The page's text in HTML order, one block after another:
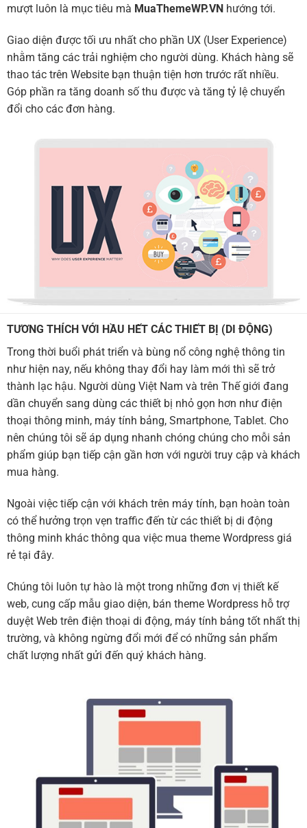
mượt luôn là mục tiêu mà MuaThemeWP.VN hướng tới.
Giao diện được tối ưu nhất cho phần UX (User Experience)
nhằm tăng các trải nghiệm cho người dùng. Khách hàng sẽ
thao tác trên Website bạn thuận tiện hơn trước rất nhiều.
Góp phần ra tăng doanh số thu được và tăng tỷ lệ chuyển
đổi cho các đơn hàng.
TƯƠNG THÍCH VỚI HẦU HẾT CÁC THIẾT BỊ (DI ĐỘNG)
Trong thời buổi phát triển và bùng nổ công nghệ thông tin
như hiện nay, nếu không thay đổi hay làm mới thì sẽ trở
thành lạc hậu. Người dùng Việt Nam và trên Thế giới đang
dần chuyển sang dùng các thiết bị nhỏ gọn hơn như điện
thoại thông minh, máy tính bảng, Smartphone, Tablet. Cho
nên chúng tôi sẽ áp dụng nhanh chóng chúng cho mỗi sản
phẩm giúp bạn tiếp cận gần hơn với người truy cập và khách
mua hàng.
Ngoài việc tiếp cận với khách trên máy tính, bạn hoàn toàn
có thể hưởng trọn vẹn traffic đến từ các thiết bị di động
thông minh khác thông qua việc mua theme Wordpress giá
rẻ tại đây.
Chúng tôi luôn tự hào là một trong những đơn vị thiết kế
web, cung cấp mẫu giao diện, bán theme Wordpress hỗ trợ
duyệt Web trên điện thoại di động, máy tính bảng tốt nhất thị
trường, và không ngừng đổi mới để có những sản phẩm
chất lượng nhất gửi đến quý khách hàng.